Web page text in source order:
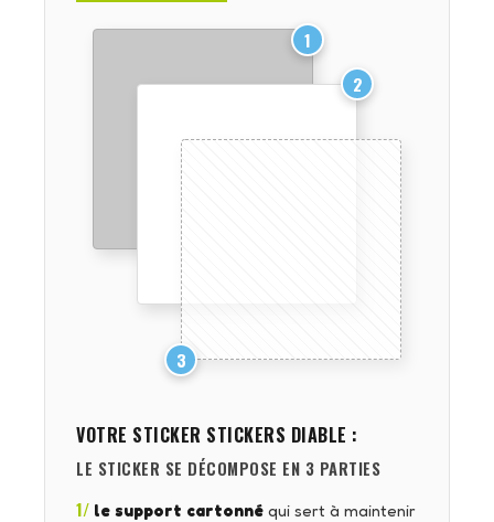
1
2
3
VOTRE STICKER STICKERS DIABLE :
LE STICKER SE DÉCOMPOSE EN 3 PARTIES
1/ le support cartonné qui sert à maintenir